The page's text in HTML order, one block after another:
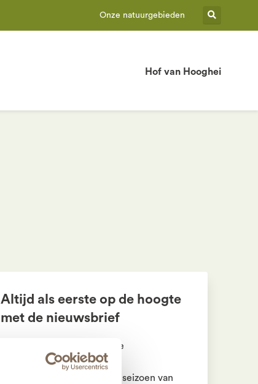
Hof van Hooghei
Onze natuurgebieden
Altijd als eerste op de hoogte
met de nieuwsbrief
Op de hoogte blijven van de
ontwikkelingen op de
natuurbegraafplaatsen? Elk seizoen van